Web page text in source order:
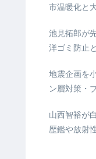
市温暖化と
池見拓郎が
洋ゴミ防止
地震企画を
ン層対策・
山西智裕が
歴鑑や放射